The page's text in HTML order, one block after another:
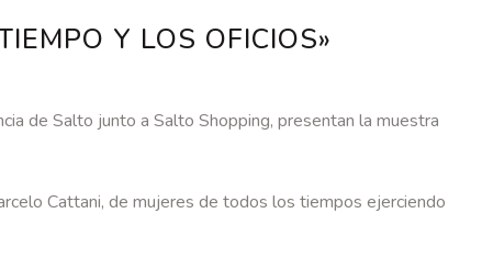
Y LOS OFICIOS»
de Salto junto a Salto Shopping, presentan la muestra
Cattani, de mujeres de todos los tiempos ejerciendo